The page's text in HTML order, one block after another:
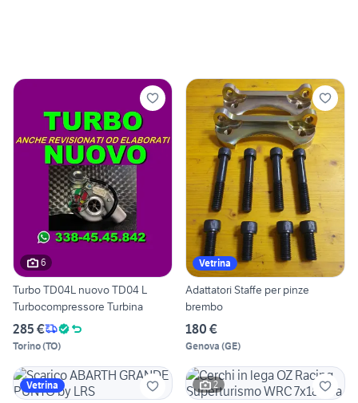
6
Turbo TD04L nuovo TD04 L
Turbocompressore Turbina
285 €
Torino(TO)
Vetrina
Adattatori Staffe per pinze
brembo
180 €
Genova (GE)
Vetrina 2